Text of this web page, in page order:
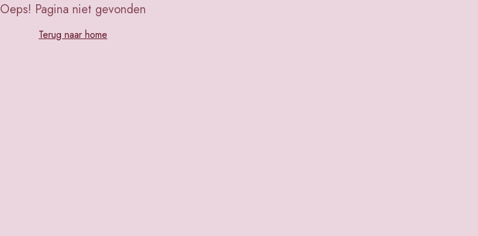
Oeps! Pagina niet gevonden
Terug naar home